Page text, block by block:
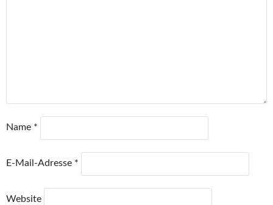
Name *
E-Mail-Adresse *
Website